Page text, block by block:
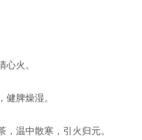
心火。
健脾燥湿。
，温中散寒，引火归元。